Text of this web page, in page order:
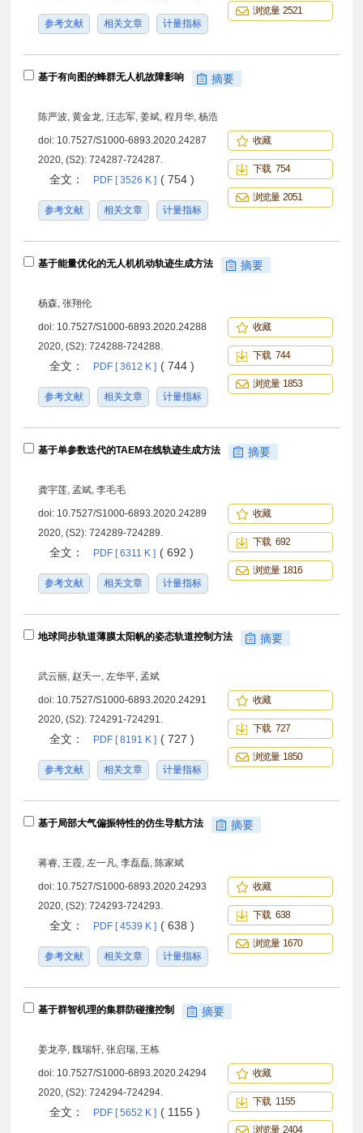
参考文献 相关文章 计量指标
浏览量 2521
基于有向图的蜂群无人机故障影响 摘要
陈严波, 黄金龙, 汪志军, 姜斌, 程月华, 杨浩
doi: 10.7527/S1000-6893.2020.24287
2020, (S2): 724287-724287.
全文： PDF [ 3526 K ] ( 754 )
参考文献 相关文章 计量指标
收藏
下载 754
浏览量 2051
基于能量优化的无人机机动轨迹生成方法 摘要
杨森, 张翔伦
doi: 10.7527/S1000-6893.2020.24288
2020, (S2): 724288-724288.
全文： PDF [ 3612 K ] ( 744 )
参考文献 相关文章 计量指标
收藏
下载 744
浏览量 1853
基于单参数迭代的TAEM在线轨迹生成方法 摘要
龚宇莲, 孟斌, 李毛毛
doi: 10.7527/S1000-6893.2020.24289
2020, (S2): 724289-724289.
全文： PDF [ 6311 K ] ( 692 )
参考文献 相关文章 计量指标
收藏
下载 692
浏览量 1816
地球同步轨道薄膜太阳帆的姿态轨道控制方法 摘要
武云丽, 赵天一, 左华平, 孟斌
doi: 10.7527/S1000-6893.2020.24291
2020, (S2): 724291-724291.
全文： PDF [ 8191 K ] ( 727 )
参考文献 相关文章 计量指标
收藏
下载 727
浏览量 1850
基于局部大气偏振特性的仿生导航方法 摘要
蒋睿, 王霞, 左一凡, 李磊磊, 陈家斌
doi: 10.7527/S1000-6893.2020.24293
2020, (S2): 724293-724293.
全文： PDF [ 4539 K ] ( 638 )
参考文献 相关文章 计量指标
收藏
下载 638
浏览量 1670
基于群智机理的集群防碰撞控制 摘要
姜龙亭, 魏瑞轩, 张启瑞, 王栋
doi: 10.7527/S1000-6893.2020.24294
2020, (S2): 724294-724294.
全文： PDF [ 5652 K ] ( 1155 )
收藏
下载 1155
浏览量 2404